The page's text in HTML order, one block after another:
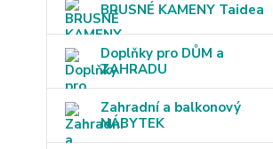
BRUSNÉ KAMENY Taidea
Doplňky pro DŮM a
ZAHRADU
Zahradní a balkonový
NÁBYTEK